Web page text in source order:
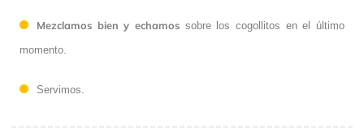
Mezclamos bien y echamos sobre los cogollitos en el último
momento.
Servimos.